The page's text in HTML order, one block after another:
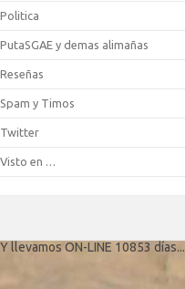
Politica
PutaSGAE y demas alimañas
Reseñas
Spam y Timos
Twitter
Visto en …
Y llevamos ON-LINE 10853 días...